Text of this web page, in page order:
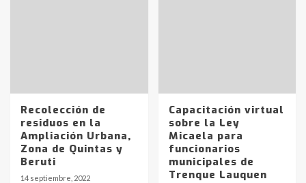
Recolección de
residuos en la
Ampliación Urbana,
Zona de Quintas y
Beruti
14 septiembre, 2022
Capacitación virtual
sobre la Ley
Micaela para
funcionarios
municipales de
Trenque Lauquen